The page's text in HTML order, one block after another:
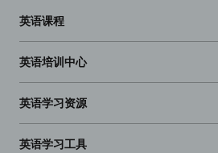
英语课程
英语培训中心
英语学习资源
英语学习工具